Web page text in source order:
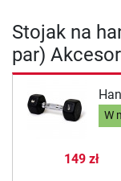
Stojak na
par)
W
149 zł